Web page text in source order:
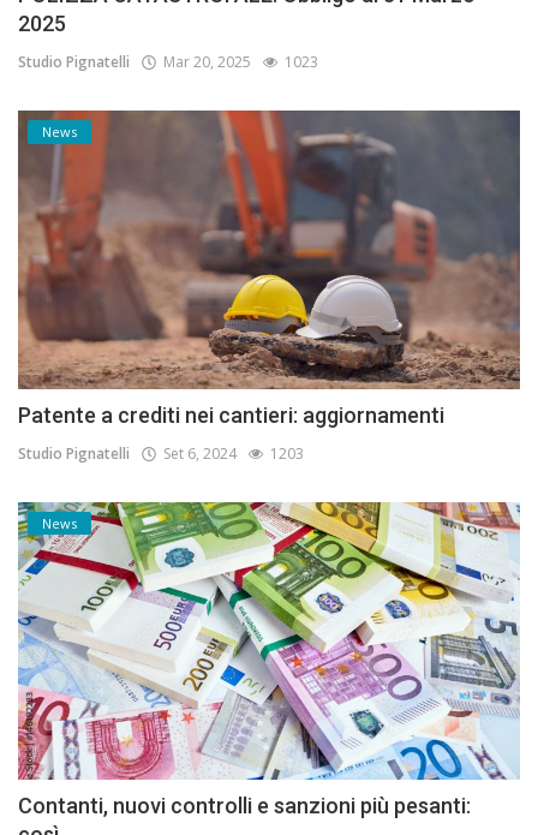
2025
Studio Pignatelli Mar 20, 2025 1023
News
Patente a crediti nei cantieri: aggiornamenti
Studio Pignatelli Set 6, 2024 1203
News
Contanti, nuovi controlli e sanzioni più pesanti: